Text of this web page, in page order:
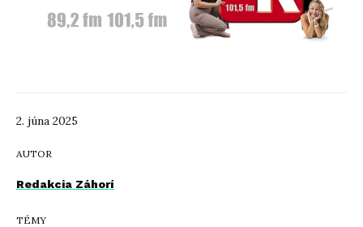
2. júna 2025
AUTOR
Redakcia Záhorí
TÉMY